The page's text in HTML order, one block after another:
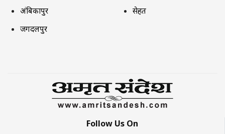
अंबिकापुर
जगदलपुर
सेहत
Follow Us On